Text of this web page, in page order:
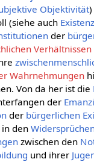
Objektivität
(siehe auch
der
Verhältnissen
Wahrnehmungen
Von da her ist die
der
der bürgerlichen
in den
zwischen den
und ihrer